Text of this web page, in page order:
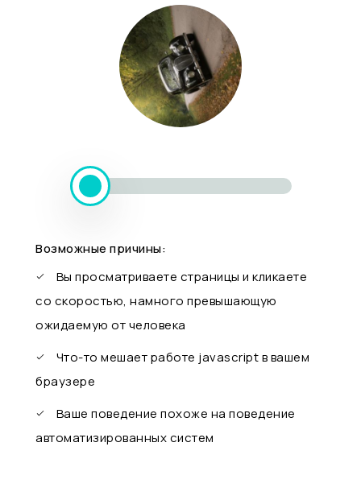
Возможные причины:
Вы просматриваете страницы и кликаете
со скоростью, намного превышающую
ожидаемую от человека
Что-то мешает работе javascript в вашем
браузере
Ваше поведение похоже на поведение
автоматизированных систем